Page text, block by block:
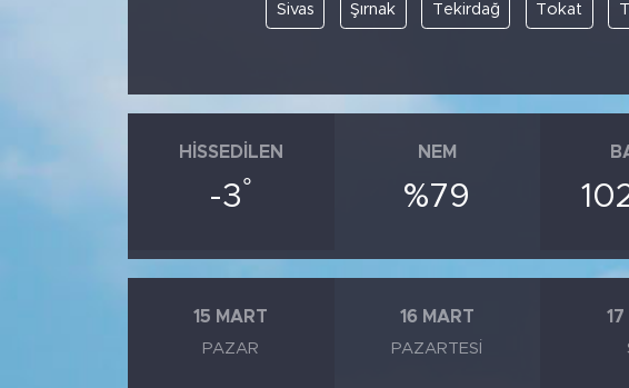
Sivas Şırnak Tekirdağ Tokat
HISSEDILEN
-3°
NEM
%79
15 MART
PAZAR
16 MART
PAZARTESI